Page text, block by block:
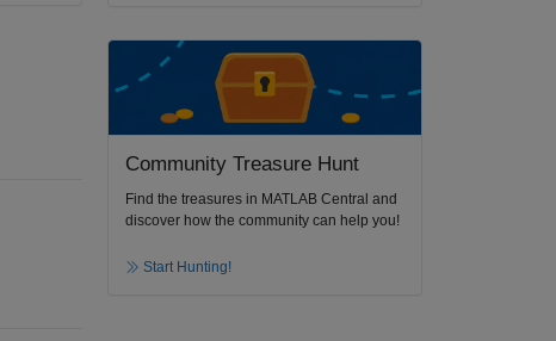
Community Treasure Hunt
Find the treasures in MATLAB Central and
discover how the community can help you!
Start Hunting!